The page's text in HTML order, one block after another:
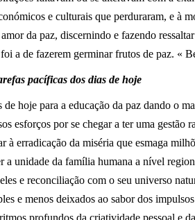
e culturais que perduraram, e à
da paz, discernindo e fazendo
a de fazerem germinar frutos de paz. «
pacíficas dos dias de hoje
hoje para a educação da paz dando o
esforços por se chegar a ter uma
à erradicação da miséria que esmaga
a unidade da família humana a nível
e reconciliação com o seu universo
e menos deixados ao sabor dos
profundos da criatividade pessoal e